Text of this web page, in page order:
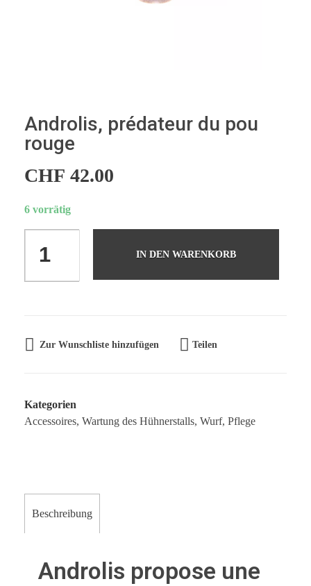
Androlis, prédateur du pou
rouge
CHF 42.00
6 vorrätig
IN DEN WARENKORB
Zur Wunschliste hinzufügen Teilen
Kategorien
Accessoires, Wartung des Hühnerstalls, Wurf, Pflege
Beschreibung
Androlis propose une